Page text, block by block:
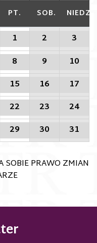
PT. SOB. NIEDZ.
1 2
3
8 9
10
15 16
17
22 23
24
29 30 31
SOBIE PRAWO ZMIAN